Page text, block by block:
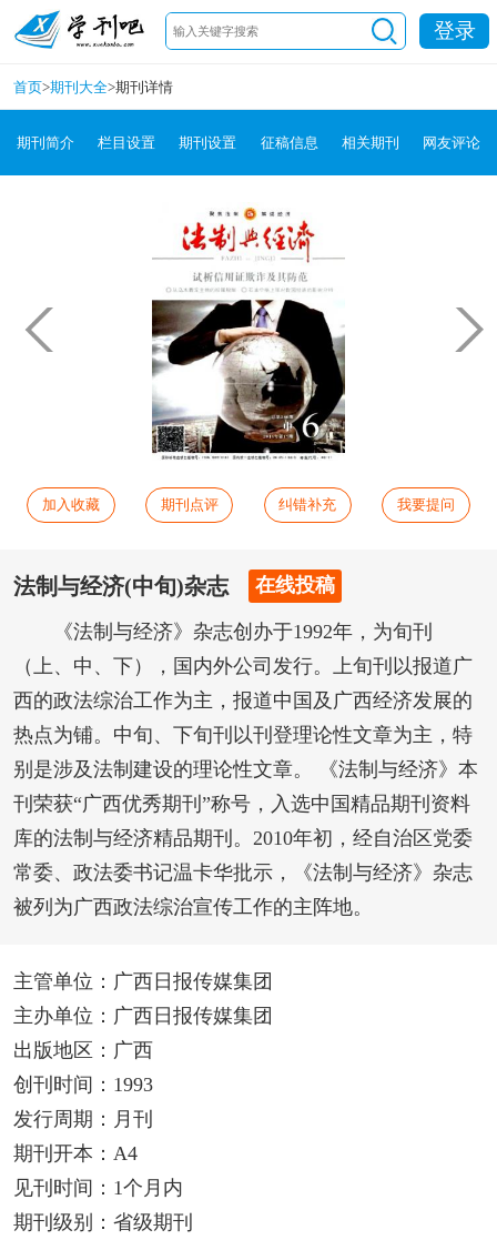
登录
首页>期刊大全>期刊详情
期刊简介 栏目设置 期刊设置 征稿信息 相关期刊 网友评论
加入收藏 期刊点评 纠错补充 我要提问
法制与经济(中旬)杂志 在线投稿
《法制与经济》杂志创办于1992年，为旬刊
（上、中、下），国内外公司发行。上旬刊以报道广
西的政法综治工作为主，报道中国及广西经济发展的
热点为铺。中旬、下旬刊以刊登理论性文章为主，特
别是涉及法制建设的理论性文章。 《法制与经济》本
刊荣获“广西优秀期刊”称号，入选中国精品期刊资料
库的法制与经济精品期刊。2010年初，经自治区党委
常委、政法委书记温卡华批示，《法制与经济》杂志
被列为广西政法综治宣传工作的主阵地。
主管单位：广西日报传媒集团
主办单位：广西日报传媒集团
出版地区：广西
创刊时间：1993
发行周期：月刊
期刊开本：A4
见刊时间：1个月内
期刊级别：省级期刊